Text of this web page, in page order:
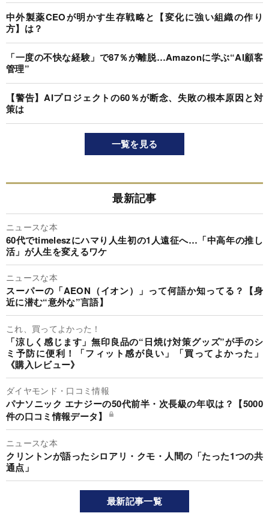
中外製薬CEOが明かす生存戦略と【変化に強い組織の作り
方】は？
「一度の不快な経験」で87％が離脱…Amazonに学ぶ“AI顧客
管理”
【警告】AIプロジェクトの60％が断念、失敗の根本原因と対
策は
一覧を見る
最新記事
ニュースな本
60代でtimeleszにハマり人生初の1人遠征へ…「中高年の推し
活」が人生を変えるワケ
ニュースな本
スーパーの「AEON（イオン）」って何語か知ってる？【身
近に潜む“意外な”言語】
これ、買ってよかった！
「涼しく感じます」無印良品の“日焼け対策グッズ”が手のシ
ミ予防に便利！「フィット感が良い」「買ってよかった」
《購入レビュー》
ダイヤモンド・口コミ情報
パナソニック エナジーの50代前半・次長級の年収は？【5000
件の口コミ情報データ】
ニュースな本
クリントンが語ったシロアリ・クモ・人間の「たった1つの共
通点」
最新記事一覧